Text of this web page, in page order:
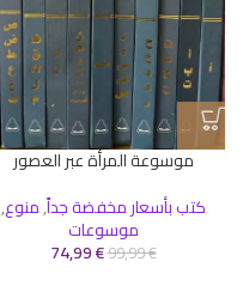
موسوعة المرأة عبر العصور
كتب بأسعار مخفضة جداً,منوع,
موسوعات
99,99€
74,99€